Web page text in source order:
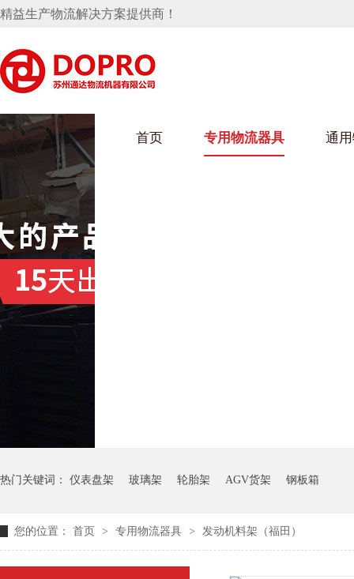
精益生产物流解决方案提供商！
首页 专用物流器具
葫芦娃下载最污架
盘 保险杠料架
冲压件料架
仪表盘料架
架
消声器料架
通
车
桶水箱支架
行业
行业
热门关键词： 仪表盘架 玻璃架 轮胎架 AGV货架 钢板箱
您的位置： 首页 > 专用物流器具 > 发动机料架（福田）